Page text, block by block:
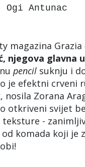
Ogi Antunac
magazina
njegova glavna
pencil suknju i
je efektni crveni
nosila Zorana
otkriveni svijet
-
komada koji je